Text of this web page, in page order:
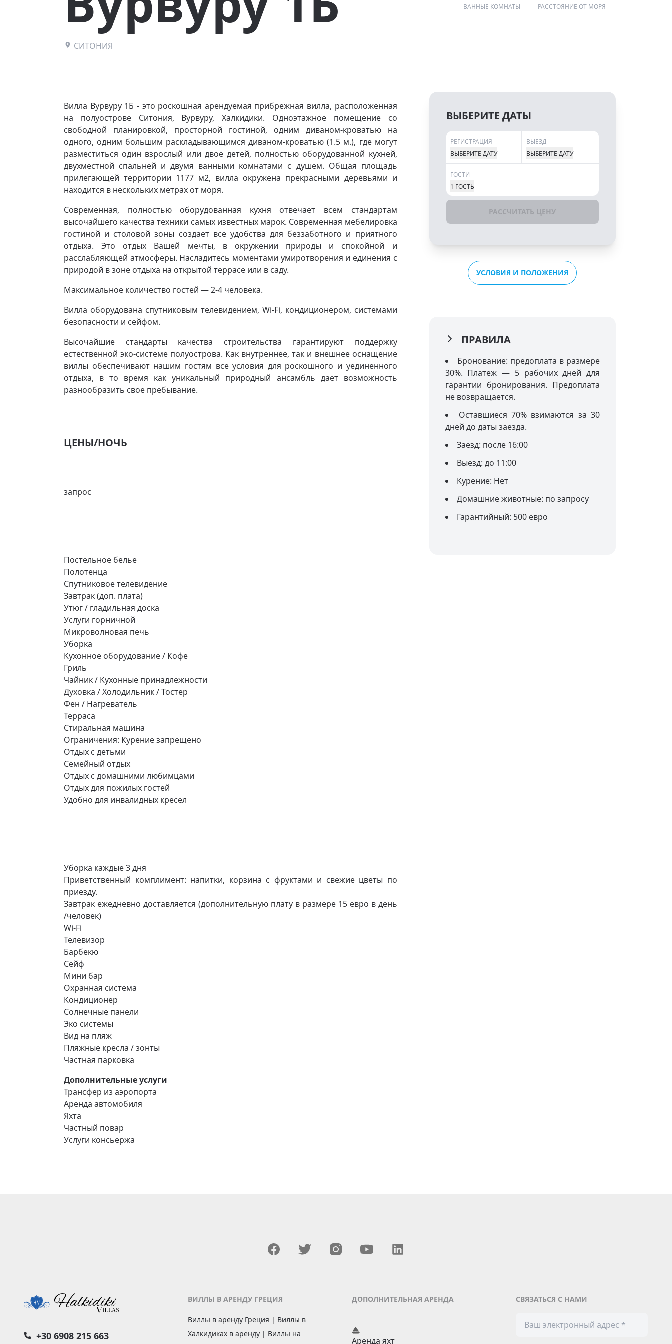
СИТОНИЯ
ВАННЫЕ КОМНАТЫ
РАССТОЯНИЕ ОТ МОРЯ
Вилла Вурвуру 1Б - это роскошная арендуемая прибрежная вилла, расположенная
на полуострове Ситония, Вурвуру, Халкидики. Одноэтажное помещение со
свободной планировкой, просторной гостиной, одним диваном-кроватью на
одного, одним большим раскладывающимся диваном-кроватью (1.5 м.), где могут
разместиться один взрослый или двое детей, полностью оборудованной кухней,
двухместной спальней и двумя ванными комнатами с душем. Общая площадь
прилегающей территории 1177 м2, вилла окружена прекрасными деревьями и
находится в нескольких метрах от моря.
Современная, полностью оборудованная кухня отвечает всем стандартам
высочайшего качества техники самых известных марок. Современная мебелировка
гостиной и столовой зоны создает все удобства для беззаботного и приятного
отдыха. Это отдых Вашей мечты, в окружении природы и спокойной и
расслабляющей атмосферы. Насладитесь моментами умиротворения и единения с
природой в зоне отдыха на открытой террасе или в саду.
Максимальное количество гостей — 2-4 человека.
Вилла оборудована спутниковым телевидением, Wi-Fi, кондиционером, системами
безопасности и сейфом.
Высочайшие стандарты качества строительства гарантируют поддержку
естественной эко-системе полуострова. Как внутреннее, так и внешнее оснащение
виллы обеспечивают нашим гостям все условия для роскошного и уединенного
отдыха, в то время как уникальный природный ансамбль дает возможность
разнообразить свое пребывание.
ЦЕНЫ/НОЧЬ
запрос
Постельное белье
Полотенца
Спутниковое телевидение
Завтрак (доп. плата)
Утюг / гладильная доска
Услуги горничной
Микроволновая печь
Уборка
Кухонное оборудование / Кофе
Гриль
Чайник / Кухонные принадлежности
Духовка / Холодильник / Тостер
Фен / Нагреватель
Терраса
Стиральная машина
Ограничения: Курение запрещено
Отдых с детьми
Семейный отдых
Отдых с домашними любимцами
Отдых для пожилых гостей
Удобно для инвалидных кресел
Уборка каждые 3 дня
Приветственный комплимент: напитки, корзина с фруктами и свежие цветы по
приезду.
Завтрак ежедневно доставляется (дополнительную плату в размере 15 евро в день
/человек)
Wi-Fi
Телевизор
Барбекю
Сейф
Мини бар
Охранная система
Кондиционер
Солнечные панели
Эко системы
Вид на пляж
Пляжные кресла / зонты
Частная парковка
Дополнительные услуги
Трансфер из аэропорта
Аренда автомобиля
Яхта
Частный повар
Услуги консьержа
ВЫБЕРИТЕ ДАТЫ
РЕГИСТРАЦИЯ
ВЫБЕРИТЕ ДАТУ
ВЫЕЗД
ВЫБЕРИТЕ ДАТУ
ГОСТИ
1 ГОСТЬ
РАССЧИТАТЬ ЦЕНУ
УСЛОВИЯ И ПОЛОЖЕНИЯ
ПРАВИЛА
Бронование: предоплата в размере
30%. Платеж — 5 рабочих дней для
гарантии бронирования. Предоплата
не возвращается.
Оставшиеся 70% взимаются за 30
дней до даты заезда.
Заезд: после 16:00
Выезд: до 11:00
Курение: Нет
Домашние животные: по запросу
Гарантийный: 500 евро
+30 6908 215 663
ВИЛЛЫ В АРЕНДУ ГРЕЦИЯ
Виллы в аренду Греция | Виллы в
Халкидиках в аренду | Виллы на
ДОПОЛНИТЕЛЬНАЯ АРЕНДА
Аренда яхт
СВЯЗАТЬСЯ С НАМИ